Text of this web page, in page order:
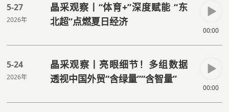
5-27
2026年
晶采观察丨“体育+”深度赋能 “东
北超”点燃夏日经济
00:00
5-24
2026年
晶采观察丨亮眼细节！多组数据
透视中国外贸“含绿量”“含智量”
00:00